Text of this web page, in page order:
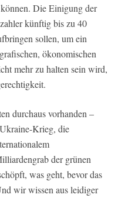
Die Einigung der
künftig bis zu 40
sollen, um ein
ökonomischen
mehr zu halten sein wird,
durchaus vorhanden –
Krieg, die
der grünen
was geht, bevor das
wir wissen aus leidiger